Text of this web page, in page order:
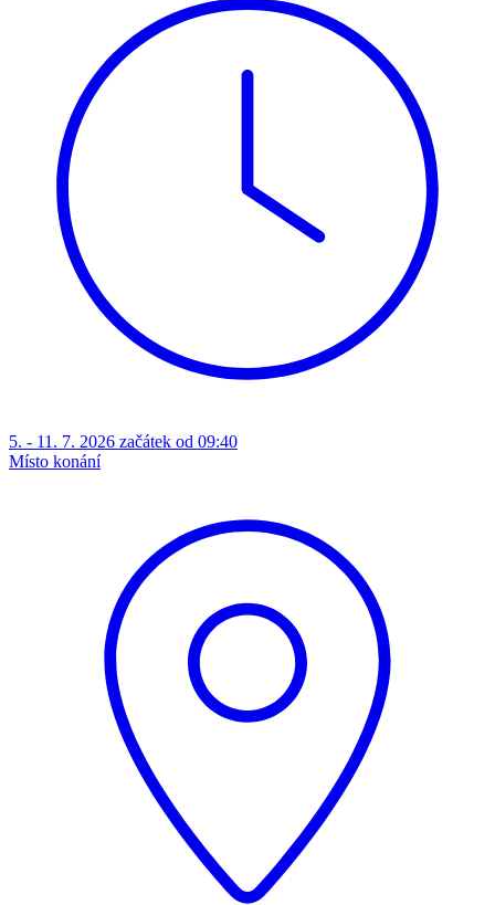
5. - 11. 7. 2026 začátek od 09:40
Místo konání